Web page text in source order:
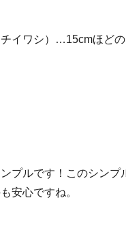
チイワシ）…15cmほど
プルです！このシン
安心ですね。